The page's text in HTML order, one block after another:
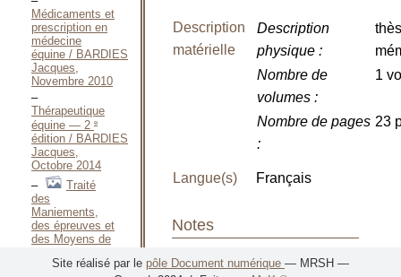
Médicaments et
prescription en
médecine
équine / BARDIES
Jacques,
Novembre 2010
Thérapeutique
équine — 2 e
édition / BARDIES
Jacques,
Octobre 2014
Traité
des
Maniements,
des épreuves et
des Moyens de
gouverne qu’on
Description
matérielle
Description
physique:
Nombre de
volumes:
1
Nombre de pages
:
23
Langue(s) Français
Notes
Notes sur la
Site réalisé par le pôle Document numérique — MRSH —